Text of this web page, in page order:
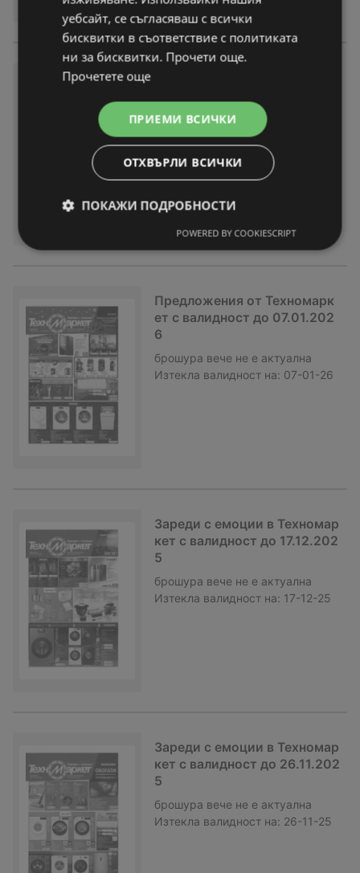
брошура вече не е актуална
Изтекла валидност на:
Предложения от Техномарк
ет с валидност до 07.01.202
6
брошура вече не е актуална
Изтекла валидност на: 07-01-26
Зареди с емоции в Техномар
кет с валидност до 17.12.202
5
брошура вече не е актуална
Изтекла валидност на: 17-12-25
Зареди с емоции в Техномар
кет с валидност до 26.11.202
5
брошура вече не е актуална
Изтекла валидност на: 26-11-25
уебсайт, се съгласяваш с всички
бисквитки в съответствие с политиката
ни за бисквитки. Прочети още.
Прочетете още
ПРИЕМИ ВСИЧКИ
ОТХВЪРЛИ ВСИЧКИ
ПОКАЖИ ПОДРОБНОСТИ
POWERED BY COOKIESCRIPT